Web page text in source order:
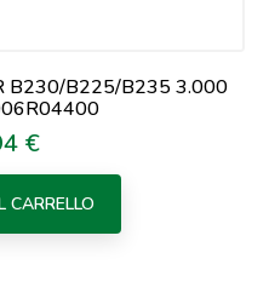
B230/B225/B235 3.000
€
CARRELLO